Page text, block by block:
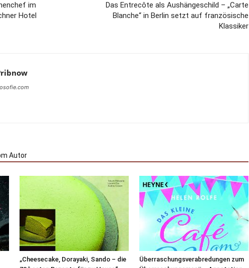
im
Hotel
Das Entrecôte als Aushängeschild – „Carte
Blanche“ in Berlin setzt auf französische
Klassiker
Autor
„Cheesecake, Dorayaki, Sando – die
Überraschungsverabredungen zum